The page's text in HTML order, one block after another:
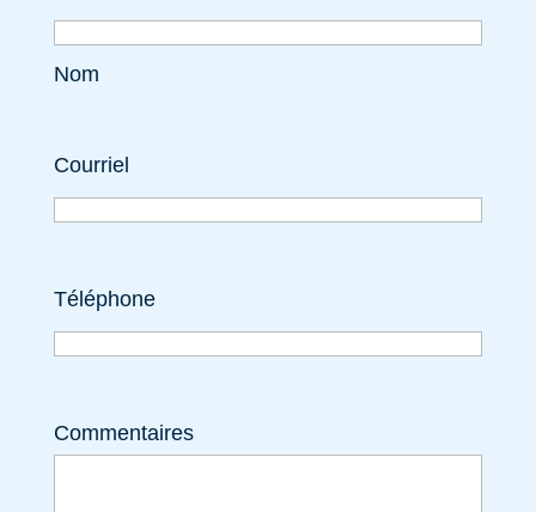
Nom
Courriel
Téléphone
Commentaires